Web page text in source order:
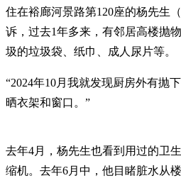
住在裕廊河景路第120座的杨先生
诉，过去1年多来，有邻居高楼抛
圾的垃圾袋、纸巾、成人尿片等。
“2024年10月我就发现厨房外有抛
晒衣架和窗口。”
去年4月，杨先生也看到用过的卫
缩机。去年6月中，他目睹脏水从